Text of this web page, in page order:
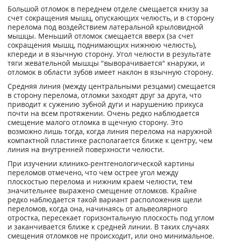
Большой отломок в переднем отделе смещается книзу за
счет сокращения мышц, опускающих челюсть, и в сторону
перелома под воздействием латеральной крыловидной
мышцы. Меньший отломок смещается вверх (за счет
сокращения мышц, поднимающих нижнюю челюсть),
кпереди и в язычную сторону. Угол челюсти в результате
тяги жевательной мышцы "выворачивается" кнаружи, и
отломок в области зубов имеет наклон в язычную сторону.
Средняя линия (между центральными резцами) смещается
в сторону перелома, отломки заходят друг за друга, что
приводит к сужению зубной дуги и нарушению прикуса
почти на всем протяжении. Очень редко наблюдается
смещение малого отломка в щечную сторону. Это
возможно лишь тогда, когда линия перелома на наружной
компактной пластинке располагается ближе к центру, чем
линия на внутренней поверхности челюсти.
При изучении клинико-рентгенологической картины
переломов отмечено, что чем острее угол между
плоскостью перелома и нижним краем челюсти, тем
значительнее выражено смещение отломков. Крайне
редко наблюдается такой вариант расположения щели
переломов, когда она, начинаясь от альвеолярного
отростка, пересекает горизонтальную плоскость под углом
и заканчивается ближе к средней линии. В таких случаях
смещения отломков не происходит, или оно минимальное.